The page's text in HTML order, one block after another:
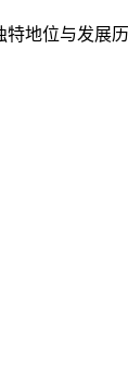
地位与发展